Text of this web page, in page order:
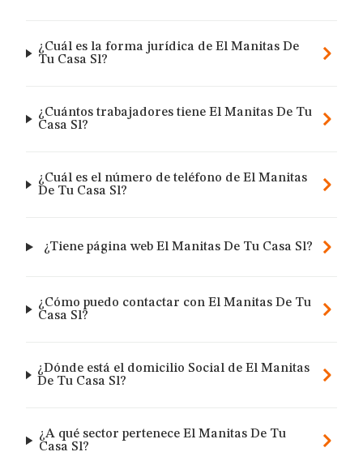
¿Cuál es la forma jurídica de El Manitas De
Tu Casa Sl?
¿Cuántos trabajadores tiene El Manitas De Tu
Casa Sl?
¿Cuál es el número de teléfono de El Manitas
De Tu Casa Sl?
¿Tiene página web El Manitas De Tu Casa Sl?
¿Cómo puedo contactar con El Manitas De Tu
Casa Sl?
¿Dónde está el domicilio Social de El Manitas
De Tu Casa Sl?
¿A qué sector pertenece El Manitas De Tu
Casa Sl?